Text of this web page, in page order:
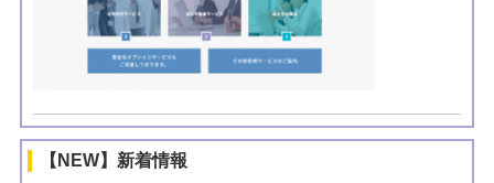
【NEW】新着情報